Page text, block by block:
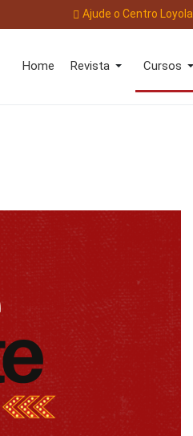
Ajude o Centro Loyola
Home Revista Cursos